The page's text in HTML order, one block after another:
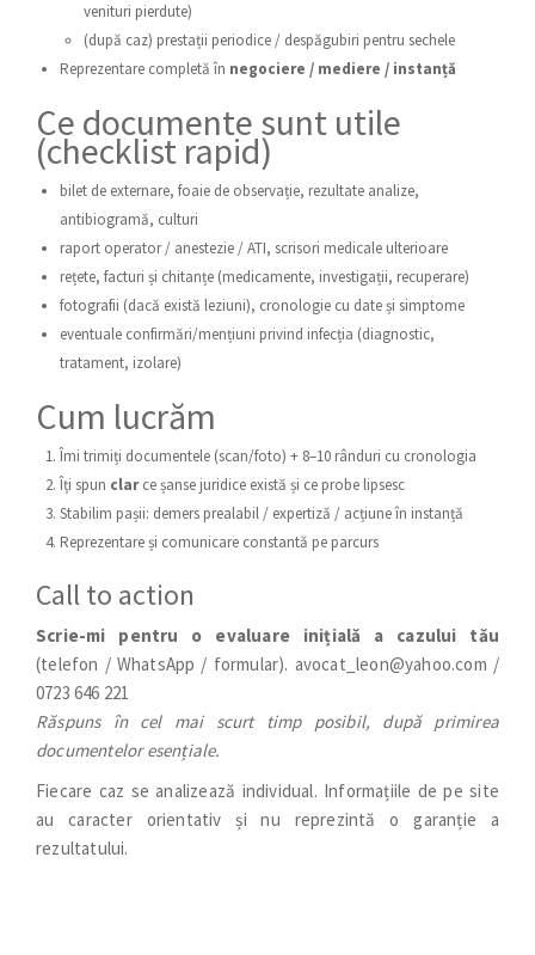
venituri pierdute)
(după caz) prestații periodice / despăgubiri pentru sechele
Reprezentare completă în negociere / mediere / instanță
Ce documente sunt utile
(checklist rapid)
bilet de externare, foaie de observație, rezultate analize,
antibiogramă, culturi
raport operator / anestezie / ATI, scrisori medicale ulterioare
rețete, facturi și chitanțe (medicamente, investigații, recuperare)
fotografii (dacă există leziuni), cronologie cu date și simptome
eventuale confirmări/mențiuni privind infecția (diagnostic,
tratament, izolare)
Cum lucrăm
Îmi trimiți documentele (scan/foto) + 8–10 rânduri cu cronologia
Îți spun clarce șanse juridice există și ce probe lipsesc
Stabilim pașii: demers prealabil / expertiză / acțiune în instanță
Reprezentare și comunicare constantă pe parcurs
Call to action
Scrie-mi pentru o evaluare inițială a cazului tău
(telefon / WhatsApp / formular). avocat_leon@yahoo.com /
0723 646 221
Răspuns în cel mai scurt timp posibil, după primirea
documentelor esențiale.
Fiecare caz se analizează individual. Informațiile de pe site
au caracter orientativ și nu reprezintă o garanție a
rezultatului.